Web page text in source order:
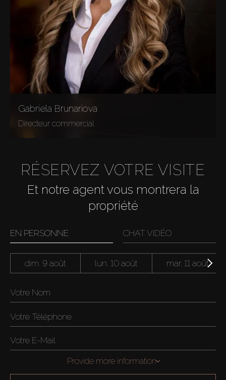
Gabriela Brunariova
Directeur commercial
RÉSERVEZ VOTRE VISITE
Et notre agent vous montrera la
propriété
EN PERSONNE CHAT VIDÉO
dim. 9 août lun. 10 août mar. 11 août
Provide more information